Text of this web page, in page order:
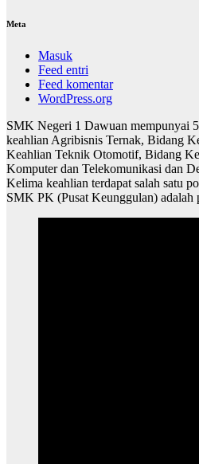
Meta
Masuk
Feed entri
Feed komentar
WordPress.org
SMK Negeri 1 Dawuan mempunyai
keahlian Agribisnis Ternak, Bidang
Keahlian Teknik Otomotif, Bidang
Komputer dan Telekomunikasi dan
Kelima keahlian terdapat salah satu
SMK PK (Pusat Keunggulan) adalah